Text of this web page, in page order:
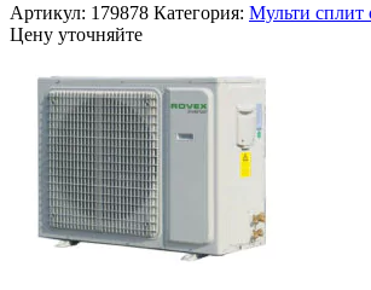
Артикул: 179878 Категория: Мульти сплит
Цену уточняйте